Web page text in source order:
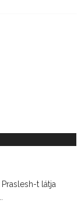
t látja